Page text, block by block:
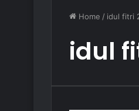
Home / idul fitri
idul